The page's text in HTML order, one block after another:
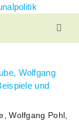
Wolfgang Pohl,